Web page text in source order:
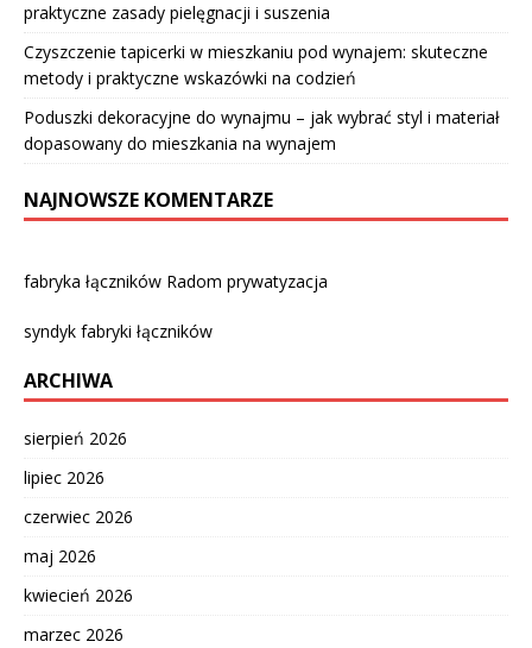
praktyczne zasady pielęgnacji i suszenia
Czyszczenie tapicerki w mieszkaniu pod wynajem: skuteczne
metody i praktyczne wskazówki na codzień
Poduszki dekoracyjne do wynajmu – jak wybrać styl i materiał
dopasowany do mieszkania na wynajem
NAJNOWSZE KOMENTARZE
fabryka łączników Radom prywatyzacja
syndyk fabryki łączników
ARCHIWA
sierpień 2026
lipiec 2026
czerwiec 2026
maj 2026
kwiecień 2026
marzec 2026